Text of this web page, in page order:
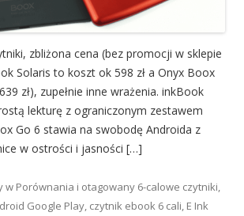
zbliżona cena (bez promocji w sklepie
Solaris to koszt ok 598 zł a Onyx Boox
zł), zupełnie inne wrażenia. inkBook
lekturę z ograniczonym zestawem
Go 6 stawia na swobodę Androida z
w ostrości i jasności […]
w Porównania i otagowany 6-calowe czytniki,
Google Play, czytnik ebook 6 cali, E Ink